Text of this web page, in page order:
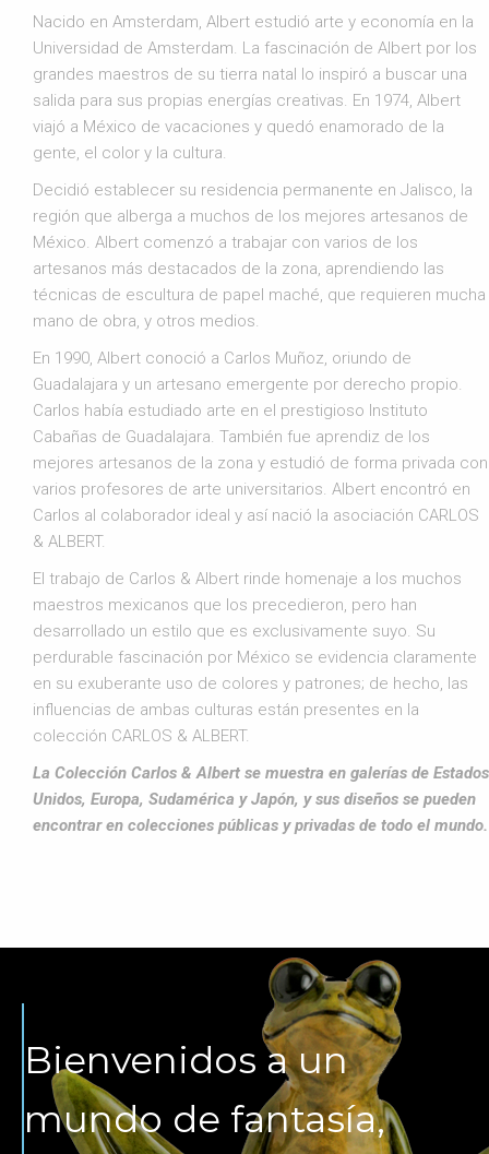
Nacido en Amsterdam, Albert estudió arte y economía en la
Universidad de Amsterdam. La fascinación de Albert por los
grandes maestros de su tierra natal lo inspiró a buscar una
salida para sus propias energías creativas. En 1974, Albert
viajó a México de vacaciones y quedó enamorado de la
gente, el color y la cultura.
Decidió establecer su residencia permanente en Jalisco, la
región que alberga a muchos de los mejores artesanos de
México. Albert comenzó a trabajar con varios de los
artesanos más destacados de la zona, aprendiendo las
técnicas de escultura de papel maché, que requieren mucha
mano de obra, y otros medios.
En 1990, Albert conoció a Carlos Muñoz, oriundo de
Guadalajara y un artesano emergente por derecho propio.
Carlos había estudiado arte en el prestigioso Instituto
Cabañas de Guadalajara. También fue aprendiz de los
mejores artesanos de la zona y estudió de forma privada con
varios profesores de arte universitarios. Albert encontró en
Carlos al colaborador ideal y así nació la asociación CARLOS
& ALBERT.
El trabajo de Carlos & Albert rinde homenaje a los muchos
maestros mexicanos que los precedieron, pero han
desarrollado un estilo que es exclusivamente suyo. Su
perdurable fascinación por México se evidencia claramente
en su exuberante uso de colores y patrones; de hecho, las
influencias de ambas culturas están presentes en la
colección CARLOS & ALBERT.
La Colección Carlos & Albert se muestra en galerías de Estados
Unidos, Europa, Sudamérica y Japón, y sus diseños se pueden
encontrar en colecciones públicas y privadas de todo el mundo.
Bienvenidos a un
mundo de fantasía,